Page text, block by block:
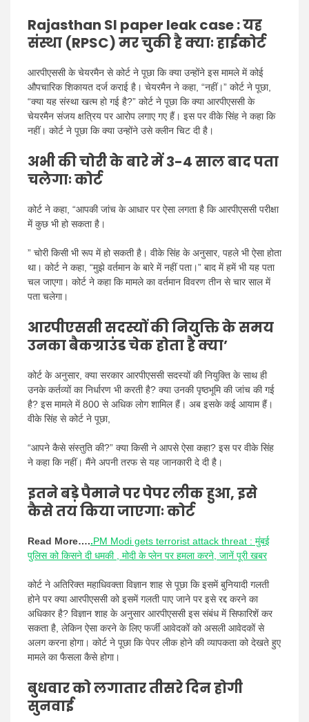
Rajasthan SI paper leak case :यह
संस्था (RPSC) मर चुकी है क्याः हाईकोर्ट
आरपीएससी के चेयरमैन से कोर्ट ने पूछा कि क्या उन्होंने इस मामले में कोई
औपचारिक शिकायत दर्ज कराई है। चेयरमैन ने कहा, “नहीं।” कोर्ट ने पूछा,
“क्या यह संस्था खत्म हो गई है?” कोर्ट ने पूछा कि क्या आरपीएससी के
चेयरमैन संजय क्षत्रिय पर आरोप लगाए गए हैं। इस पर वीके सिंह ने कहा कि
नहीं। कोर्ट ने पूछा कि क्या उन्होंने उसे क्लीन चिट दी है।
अभी की चोरी के बारे में 3-4 साल बाद पता
चलेगाः कोर्ट
कोर्ट ने कहा, “आपकी जांच के आधार पर ऐसा लगता है कि आरपीएससी परीक्षा
में कुछ भी हो सकता है।
” चोरी किसी भी रूप में हो सकती है। वीके सिंह के अनुसार, पहले भी ऐसा होता
था। कोर्ट ने कहा, “मुझे वर्तमान के बारे में नहीं पता।” बाद में हमें भी यह पता
चल जाएगा। कोर्ट ने कहा कि मामले का वर्तमान विवरण तीन से चार साल में
पता चलेगा।
आरपीएससी सदस्यों की नियुक्ति के समय
उनका बैकग्राउंड चेक होता है क्या’
कोर्ट के अनुसार, क्या सरकार आरपीएससी सदस्यों की नियुक्ति के साथ ही
उनके कर्तव्यों का निर्धारण भी करती है? क्या उनकी पृष्ठभूमि की जांच की गई
है? इस मामले में 800 से अधिक लोग शामिल हैं। अब इसके कई आयाम हैं।
वीके सिंह से कोर्ट ने पूछा,
“आपने कैसे संस्तुति की?” क्या किसी ने आपसे ऐसा कहा? इस पर वीके सिंह
ने कहा कि नहीं। मैंने अपनी तरफ से यह जानकारी दे दी है।
इतने बड़े पैमाने पर पेपर लीक हुआ, इसे
कैसे तय किया जाएगाः कोर्ट
Read More…..PM Modi gets terrorist attack threat : मुंबई
पुलिस को किसने दी धमकी , मोदी के प्लेन पर हमला करने, जानें पूरी खबर
कोर्ट ने अतिरिक्त महाधिवक्ता विज्ञान शाह से पूछा कि इसमें बुनियादी गलती
होने पर क्या आरपीएससी को इसमें गलती पाए जाने पर इसे रद्द करने का
अधिकार है? विज्ञान शाह के अनुसार आरपीएससी इस संबंध में सिफारिशें कर
सकता है, लेकिन ऐसा करने के लिए फर्जी आवेदकों को असली आवेदकों से
अलग करना होगा। कोर्ट ने पूछा कि पेपर लीक होने की व्यापकता को देखते हुए
मामले का फैसला कैसे होगा।
बुधवार को लगातार तीसरे दिन होगी
सुनवाई